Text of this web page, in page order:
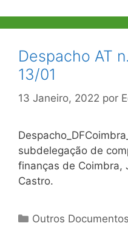
Despacho AT
13/01
13 Janeiro, 2022 por
subdelegação de
finanças de Coimbra,
Castro.
Categorias
Outros Documentos